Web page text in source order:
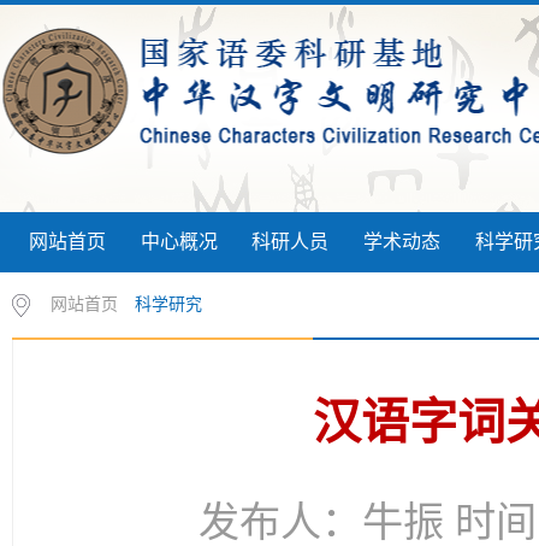
网站首页 中心概况 科研人员 学术动态 科学研
网站首页 科学研究
汉语字词
发布人：牛振 时